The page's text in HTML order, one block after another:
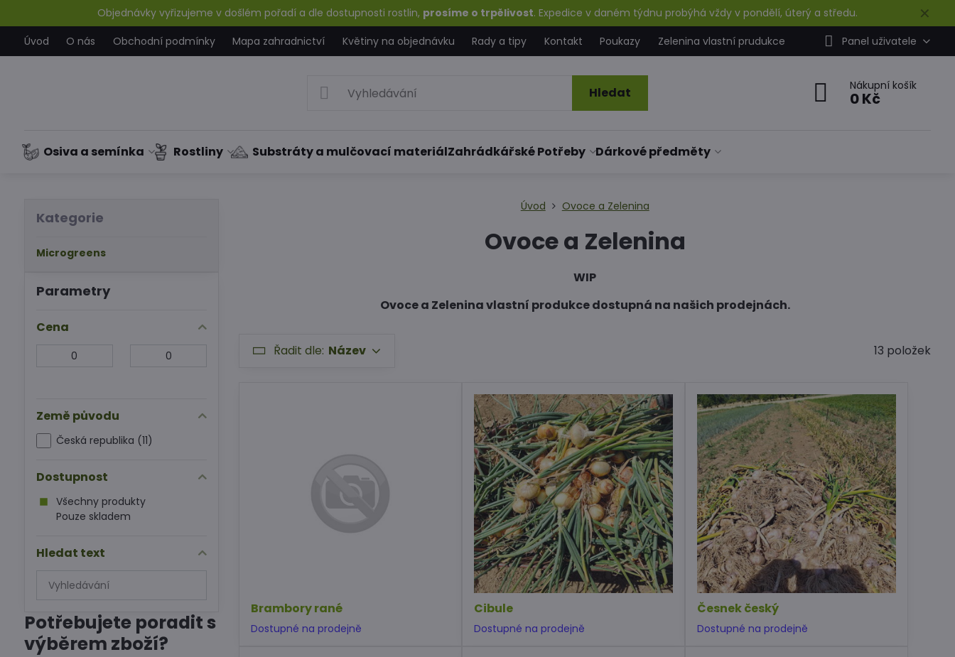
✕
Objednávky vyřizujeme v došlém pořadí a dle dostupnosti rostlin, prosíme o trpělivost. Expedice v daném týdnu probýhá vždy v pondělí, úterý a středu.
Úvod
O nás Obchodní podmínky Mapa zahradnictví Květiny na objednávku Rady a tipy Kontakt Poukazy Zelenina vlastní prudukce Panel uživatele
Hledat Nákupní košík
0 Kč
Osiva a semínka Rostliny Substráty a mulčovací materiálZahrádkářské Potřeby Dárkové předměty
Úvod Ovoce a Zelenina
Ovoce a Zelenina
WIP
Ovoce a Zelenina vlastní produkce dostupná na našich prodejnách.
Řadit dle: Název 13 položek
Brambory rané
Dostupné na prodejně
Cibule
Dostupné na prodejně
Česnek český
Dostupné na prodejně
Parametry
Cena
Země původu
Česká republika (11)
Dostupnost
Všechny produkty
Pouze skladem
Hledat text
Prohledat
výsledky
filtru
fulltextem
Potřebujete poradit s
výběrem zboží?
Kategorie
Microgreens